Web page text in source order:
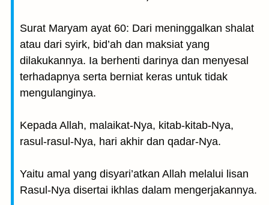
Surat Maryam ayat 60: Dari meninggalkan shalat
atau dari syirk, bid’ah dan maksiat yang
dilakukannya. Ia berhenti darinya dan menyesal
terhadapnya serta berniat keras untuk tidak
mengulanginya.
Kepada Allah, malaikat-Nya, kitab-kitab-Nya,
rasul-rasul-Nya, hari akhir dan qadar-Nya.
Yaitu amal yang disyari’atkan Allah melalui lisan
Rasul-Nya disertai ikhlas dalam mengerjakannya.